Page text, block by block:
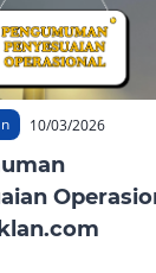
10/03/2026